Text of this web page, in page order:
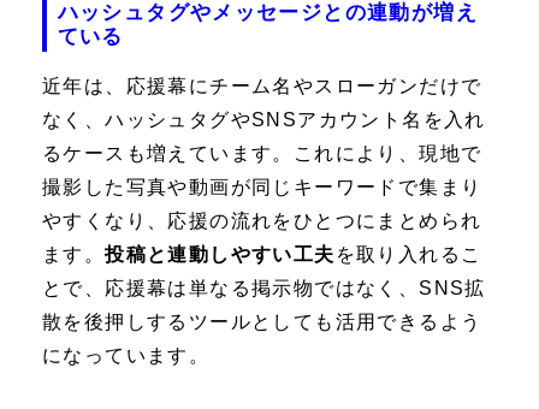
ハッシュタグやメッセージとの連動が増え
ている
近年は、応援幕にチーム名やスローガンだけで
なく、ハッシュタグやSNSアカウント名を入れ
るケースも増えています。これにより、現地で
撮影した写真や動画が同じキーワードで集まり
やすくなり、応援の流れをひとつにまとめられ
ます。投稿と連動しやすい工夫 を取り入れるこ
とで、応援幕は単なる掲示物ではなく、SNS拡
散を後押しするツールとしても活用できるよう
になっています。